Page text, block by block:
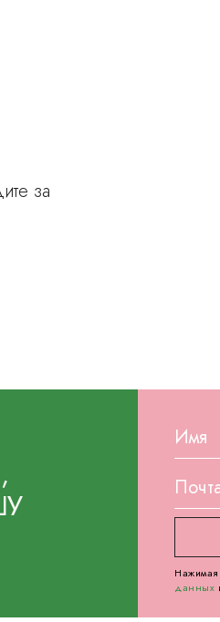
за
Нажимая
данных